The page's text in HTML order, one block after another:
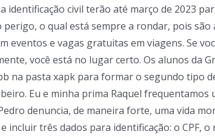
civil terão até março de 2023
o qual está sempre a rondar, pois
eventos e vagas gratuitas em viagens. Se
você está no lugar certo. Os alunos da
na pasta xapk para formar o segundo tipo
Eu e minha prima Raquel
denuncia, de maneira forte, uma vida
incluir três dados para identificação: o